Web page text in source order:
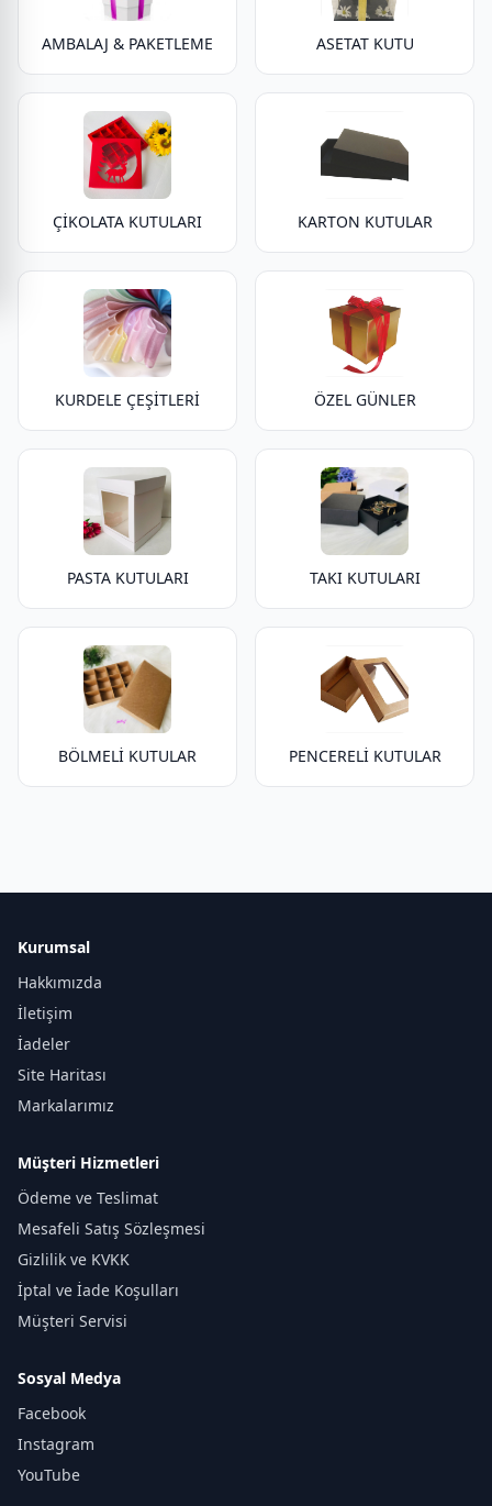
AMBALAJ & PAKETLEME ASETAT KUTU
ÇİKOLATA KUTULARI KARTON KUTULAR
KURDELE ÇEŞİTLERİ ÖZEL GÜNLER
PASTA KUTULARI TAKI KUTULARI
BÖLMELİ KUTULAR PENCERELİ KUTULAR
Kurumsal
Hakkımızda
İletişim
İadeler
Site Haritası
Markalarımız
Müşteri Hizmetleri
Ödeme ve Teslimat
Mesafeli Satış Sözleşmesi
Gizlilik ve KVKK
İptal ve İade Koşulları
Müşteri Servisi
Sosyal Medya
Facebook
Instagram
YouTube